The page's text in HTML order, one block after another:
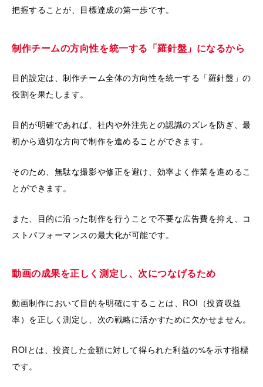
把握することが、目標達成の第一歩です。
制作チームの方向性を統一する「羅針盤」になるから
目的設定は、制作チーム全体の方向性を統一する「羅針盤」の
役割を果たします。
目的が明確であれば、社内や外注先との認識のズレを防ぎ、最
初から適切な方向で制作を進めることができます。
そのため、無駄な撮影や修正を避け、効率よく作業を進めるこ
とができます。
また、目的に沿った制作を行うことで不要な広告費を抑え、コ
ストパフォーマンスの最大化が可能です。
動画の成果を正しく測定し、次につなげるため
動画制作において目的を明確にすることは、ROI（投資収益
率）を正しく測定し、次の戦略に活かすために欠かせません。
ROIとは、投資した金額に対して得られた利益の%を示す指標
です。